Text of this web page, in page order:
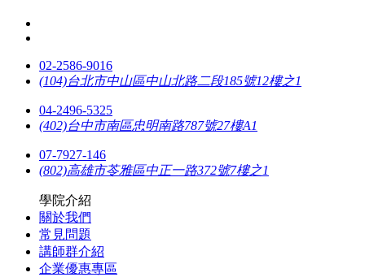
02-2586-9016
(104)台北市中山區中山北路二段185號12樓之1
04-2496-5325
(402)台中市南區忠明南路787號27樓A1
07-7927-146
(802)高雄市苓雅區中正一路372號7樓之1
學院介紹
關於我們
常見問題
講師群介紹
企業優惠專區